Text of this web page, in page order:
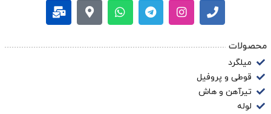
محصولات
میلگرد
قوطی و پروفیل
تیرآهن و هاش
لوله